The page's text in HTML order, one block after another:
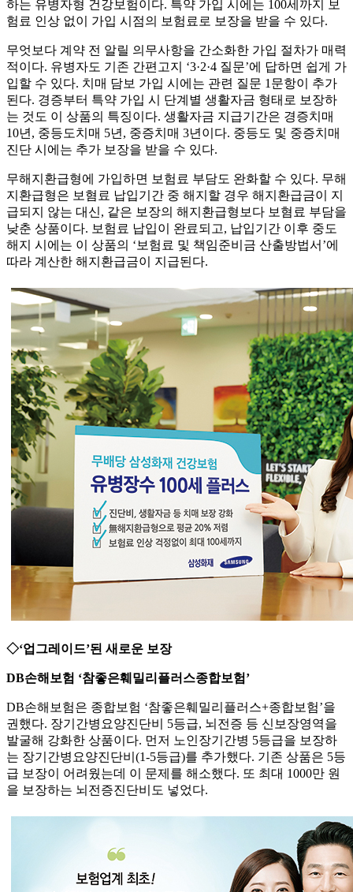
하는 유병자형 건강보험이다. 특약 가입 시에는 100세까지 보
험료 인상 없이 가입 시점의 보험료로 보장을 받을 수 있다.
무엇보다 계약 전 알릴 의무사항을 간소화한 가입 절차가 매력
적이다. 유병자도 기존 간편고지 ‘3·2·4 질문’에 답하면 쉽게 가
입할 수 있다. 치매 담보 가입 시에는 관련 질문 1문항이 추가
된다. 경증부터 특약 가입 시 단계별 생활자금 형태로 보장하
는 것도 이 상품의 특징이다. 생활자금 지급기간은 경증치매
10년, 중등도치매 5년, 중증치매 3년이다. 중등도 및 중증치매
진단 시에는 추가 보장을 받을 수 있다.
무해지환급형에 가입하면 보험료 부담도 완화할 수 있다. 무해
지환급형은 보혐료 납입기간 중 해지할 경우 해지환급금이 지
급되지 않는 대신, 같은 보장의 해지환급형보다 보혐료 부담을
낮춘 상품이다. 보험료 납입이 완료되고, 납입기간 이후 중도
해지 시에는 이 상품의 ‘보험료 및 책임준비금 산출방법서’에
따라 계산한 해지환급금이 지급된다.
◇‘업그레이드’된 새로운 보장
DB손해보험 ‘참좋은훼밀리플러스종합보험’
DB손해보험은 종합보험 ‘참좋은훼밀리플러스+종합보험’을
권했다. 장기간병요양진단비 5등급, 뇌전증 등 신보장영역을
발굴해 강화한 상품이다. 먼저 노인장기간병 5등급을 보장하
는 장기간병요양진단비(1-5등급)를 추가했다. 기존 상품은 5등
급 보장이 어려웠는데 이 문제를 해소했다. 또 최대 1000만 원
을 보장하는 뇌전증진단비도 넣었다.